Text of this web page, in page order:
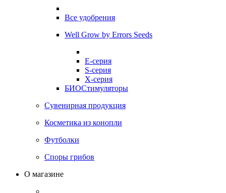
Все удобрения
Well Grow by Errors Seeds
E-серия
S-серия
X-серия
БИОСтимуляторы
Сувенирная продукция
Косметика из конопли
Футболки
Споры грибов
О магазине